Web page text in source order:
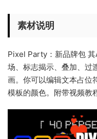
素材说明
Pixel Party：新品牌包
场、标志揭示、叠加、过
画。你可以编辑文本占位
模板的颜色。附带视频教